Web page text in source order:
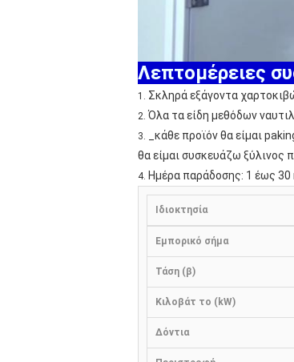
Λεπτομέρειες
1. Σκληρά εξάγοντα
2. Όλα τα είδη μεθόδων
3.
_κάθε προϊόν θα είμαι
θα είμαι συσκευάζω ξύλινος
4. Ημέρα παράδοσης: 1 έως 30
Ιδιοκτησία
Εμπορικό σήμα
Τάση (β)
Κιλοβάτ το (kW)
Δόντια